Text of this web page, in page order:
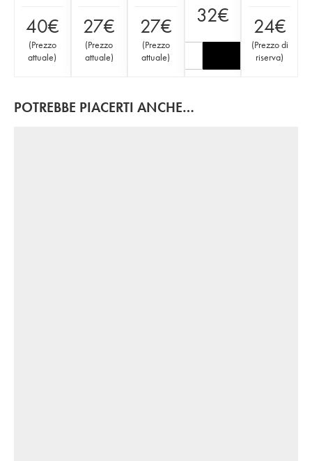
40€
(Prezzo
attuale)
27€
(Prezzo
attuale)
27€
(Prezzo
attuale)
32€ 24€
(Prezzo di
riserva)
POTREBBE PIACERTI ANCHE…